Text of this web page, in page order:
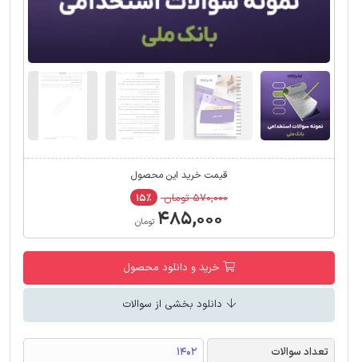
قیمت خرید این محصول
۵۷۰,۰۰۰ تومان ۱۵٪
۴۸۵,۰۰۰ تومان
خرید و دانلود محصول
دانلود بخشی از سوالات
تعداد سوالات
1402